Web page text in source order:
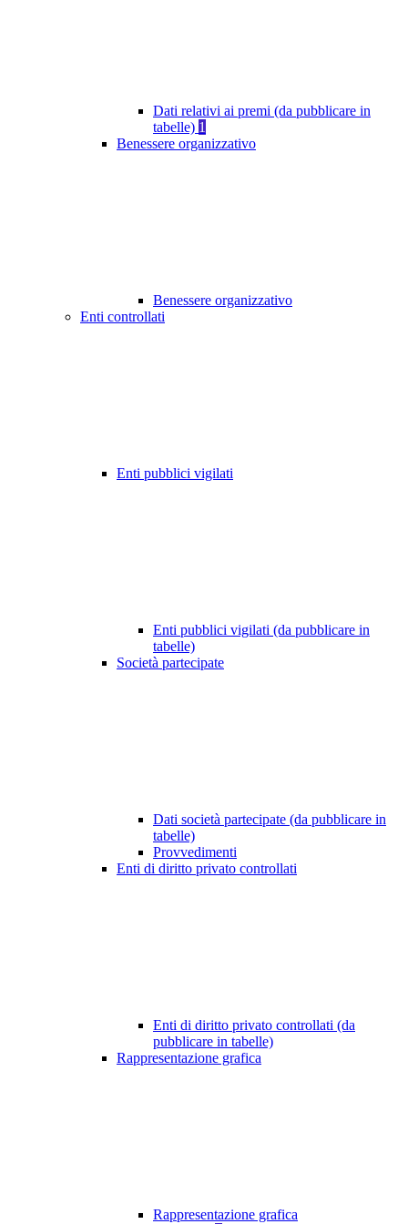
Dati relativi ai premi (da pubblicare in
tabelle) 1
Benessere organizzativo
Benessere organizzativo
Enti controllati
Enti pubblici vigilati
Enti pubblici vigilati (da pubblicare in
tabelle)
Società partecipate
Dati società partecipate (da pubblicare in
tabelle)
Provvedimenti
Enti di diritto privato controllati
Enti di diritto privato controllati (da
pubblicare in tabelle)
Rappresentazione grafica
Rappresentazione grafica